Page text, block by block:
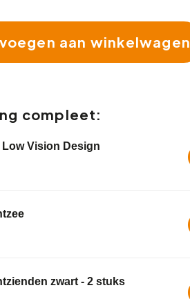
aan winkelwagen
compleet:
Vision Design
zwart - 2 stuks